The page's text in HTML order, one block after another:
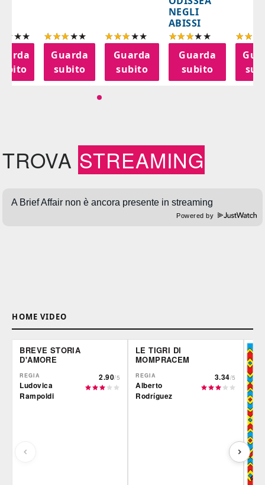
Guarda
subito
Guarda
subito
NEGLI
ABISSI
Guarda
subito
TROVA STREAMING
Powered by
HOME VIDEO
BREVE STORIA
D'AMORE
REGIA
Ludovica
Rampoldi
2.90/5
LE TIGRI DI
MOMPRACEM
REGIA
Alberto
Rodríguez
3.34/5